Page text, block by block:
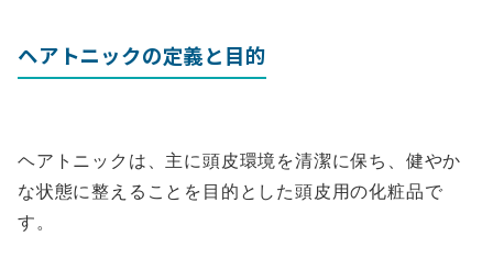
ヘアトニックの定義と目的
ヘアトニックは、主に頭皮環境を清潔に保ち、健やか
な状態に整えることを目的とした頭皮用の化粧品で
す。